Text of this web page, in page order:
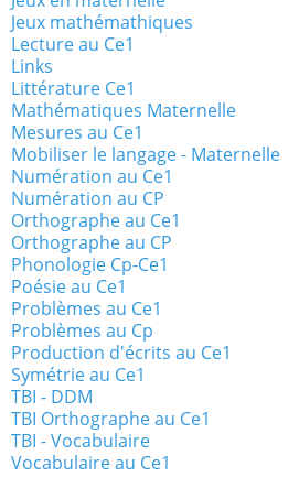
Jeux mathémathiques
Lecture au Ce1
Links
Littérature Ce1
Mathématiques Maternelle
Mesures au Ce1
Mobiliser le langage - Maternelle
Numération au Ce1
Numération au CP
Orthographe au Ce1
Orthographe au CP
Phonologie Cp-Ce1
Poésie au Ce1
Problèmes au Ce1
Problèmes au Cp
Production d'écrits au Ce1
Symétrie au Ce1
TBI - DDM
TBI Orthographe au Ce1
TBI - Vocabulaire
Vocabulaire au Ce1